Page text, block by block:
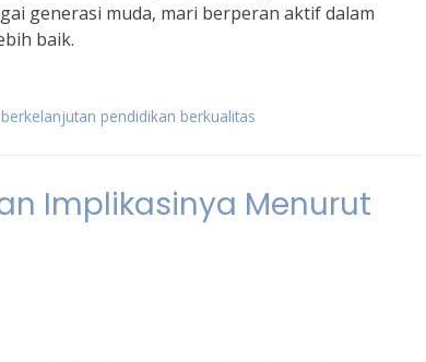
generasi muda, mari berperan aktif dalam
baik.
pendidikan berkualitas
Implikasinya Menurut